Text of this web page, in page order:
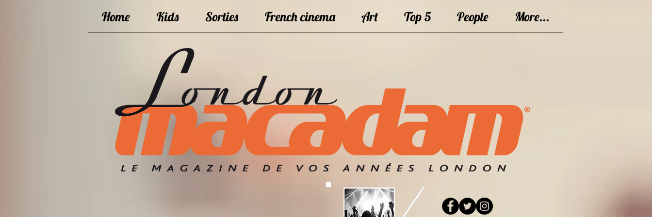
Home Kids Sorties French cinema Art Top 5 People More...